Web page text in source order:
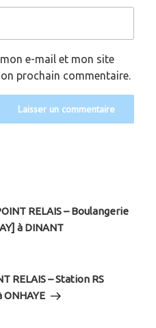
e-mail et mon site
prochain commentaire.
RELAIS – Boulangerie
à DINANT
RELAIS – Station RS
ONHAYE